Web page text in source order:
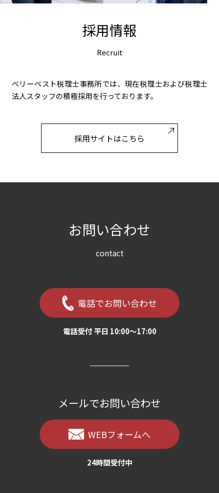
採用情報
Recruit
べリーベスト税理士事務所では、現在税理士および税理士
法人スタッフの積極採用を行っております。
採用サイトはこちら
お問い合わせ
contact
電話でお問い合わせ
電話受付 平日 10:00〜17:00
メールでお問い合わせ
WEBフォームへ
24時間受付中